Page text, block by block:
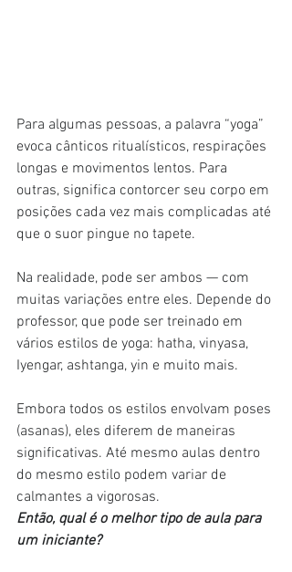
Para algumas pessoas, a palavra “yoga”
evoca cânticos ritualísticos, respirações
longas e movimentos lentos. Para
outras, significa contorcer seu corpo em
posições cada vez mais complicadas até
que o suor pingue no tapete.
Na realidade, pode ser ambos — com
muitas variações entre eles. Depende do
professor, que pode ser treinado em
vários estilos de yoga: hatha, vinyasa,
Iyengar, ashtanga, yin e muito mais.
Embora todos os estilos envolvam poses
(asanas), eles diferem de maneiras
significativas. Até mesmo aulas dentro
do mesmo estilo podem variar de
calmantes a vigorosas.
Então, qual é o melhor tipo de aula para
um iniciante?